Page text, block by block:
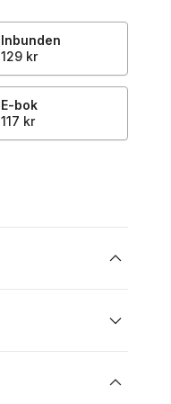
Inbunden
129 kr
E-bok
117 kr